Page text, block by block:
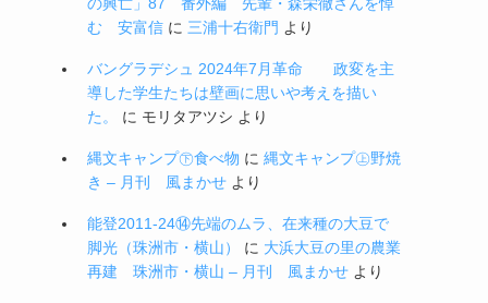
む 安富信 に 三浦十右衛門 より
バングラデシュ 2024年7月革命 政変を主
導した学生たちは壁画に思いや考えを描い
た。
に モリタアツシ より
縄文キャンプ㊦食べ物 に 縄文キャンプ㊤野焼
き – 月刊 風まかせ より
能登2011-24⑭先端のムラ、在来種の大豆で
脚光（珠洲市・横山）
に 大浜大豆の里の農業
再建 珠洲市・横山 – 月刊 風まかせ より